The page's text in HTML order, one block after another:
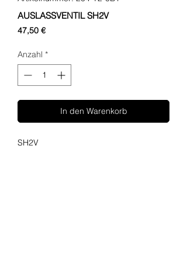
AUSLASSVENTIL SH2V
47,50 €Preis
Anzahl *
In den Warenkorb
SH2V